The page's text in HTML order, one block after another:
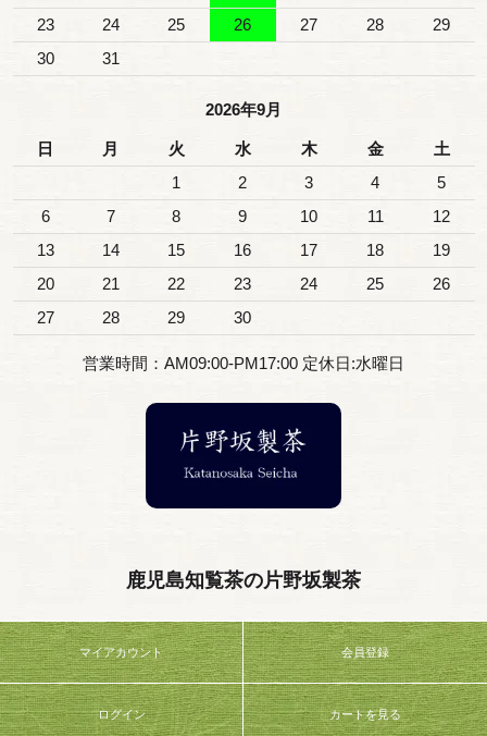
23
24 25 26 27 28
29
30
31
2026年9月
日 月 火 水 木 金
土
1
2 3 4
5
6
7 8 9 10 11
12
13
14 15 16 17 18
19
20
21 22 23 24 25
26
27
28 29 30
営業時間：AM09:00-PM17:00 定休日:水曜日
鹿児島知覧茶の片野坂製茶
マイアカウント 会員登録
ログイン カートを見る